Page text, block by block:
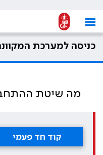
כניסה למערכת
מה שיטת
קוד חד פעמי